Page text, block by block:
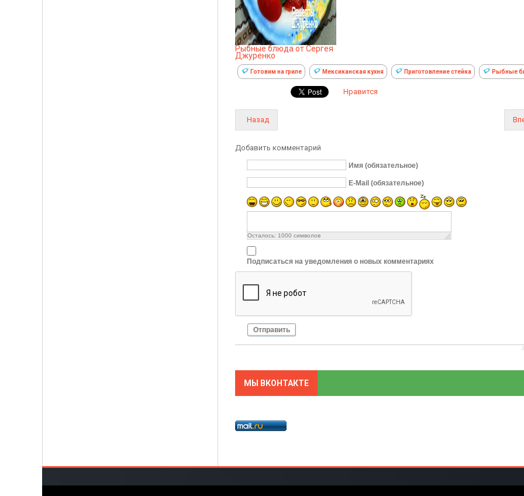
Рыбные блюда от Сергея
Джуренко
Готовим на гриле Мексиканская кухня Приготовление стейка Рыбные
Нравится
Назад
Добавить комментарий
Имя (обязательное)
E-Mail (обязательное)
Осталось: 1000 символов
Подписаться на уведомления о новых комментариях
Отправить
МЫ ВКОНТАКТЕ